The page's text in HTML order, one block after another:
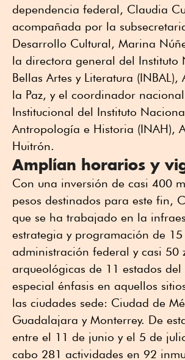
dependencia federal, Claudia
acompañada por la
Desarrollo Cultural, Marina
la directora general del Instituto
Bellas Artes y Literatura (INBAL),
la Paz, y el coordinador
Institucional del Instituto
Antropología e Historia (INAH),
Huitrón.
Amplían horarios y
Con una inversión de casi 400
pesos destinados para este fin,
que se ha trabajado en la
estrategia y programación de 15
administración federal y casi 50
arqueológicas de 11 estados del
especial énfasis en aquellos
las ciudades sede: Ciudad de
Guadalajara y Monterrey. De
entre el 11 de junio y el 5 de
cabo 281 actividades en 92